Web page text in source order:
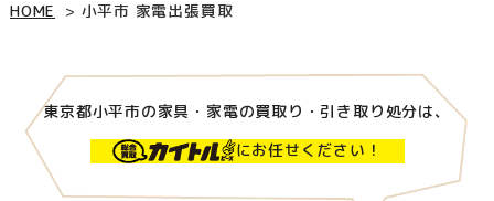
HOME 小平市 家電出張買取
東京都小平市の家具・家電の買取り・引き取り処分は、
にお任せください！